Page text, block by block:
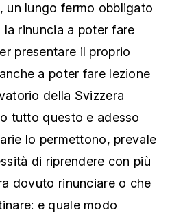
un lungo fermo obbligato
rinuncia a poter fare
presentare il proprio
a poter fare lezione
della Svizzera
tutto questo e adesso
lo permettono, prevale
di riprendere con più
dovuto rinunciare o che
e quale modo